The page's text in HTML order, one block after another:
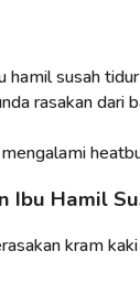
hamil susah
rasakan dari
Ibu Hamil
kram